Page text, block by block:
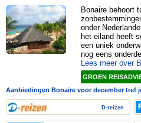
Bonaire behoort
onder
het eiland heeft
een uniek
nog eens
Lees meer over
GROEN
Aanbiedingen Bonaire voor december tref
D-reizen